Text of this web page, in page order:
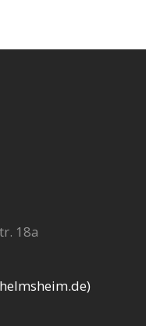
18a